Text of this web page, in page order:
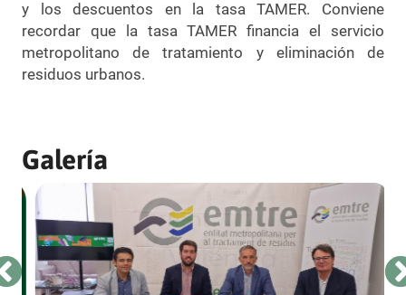
y los descuentos en la tasa TAMER. Conviene
recordar que la tasa TAMER financia el servicio
metropolitano de tratamiento y eliminación de
residuos urbanos.
Galería